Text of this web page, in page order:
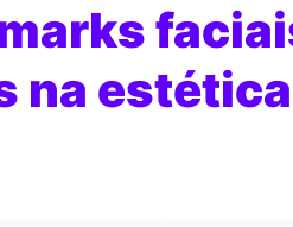
na estética